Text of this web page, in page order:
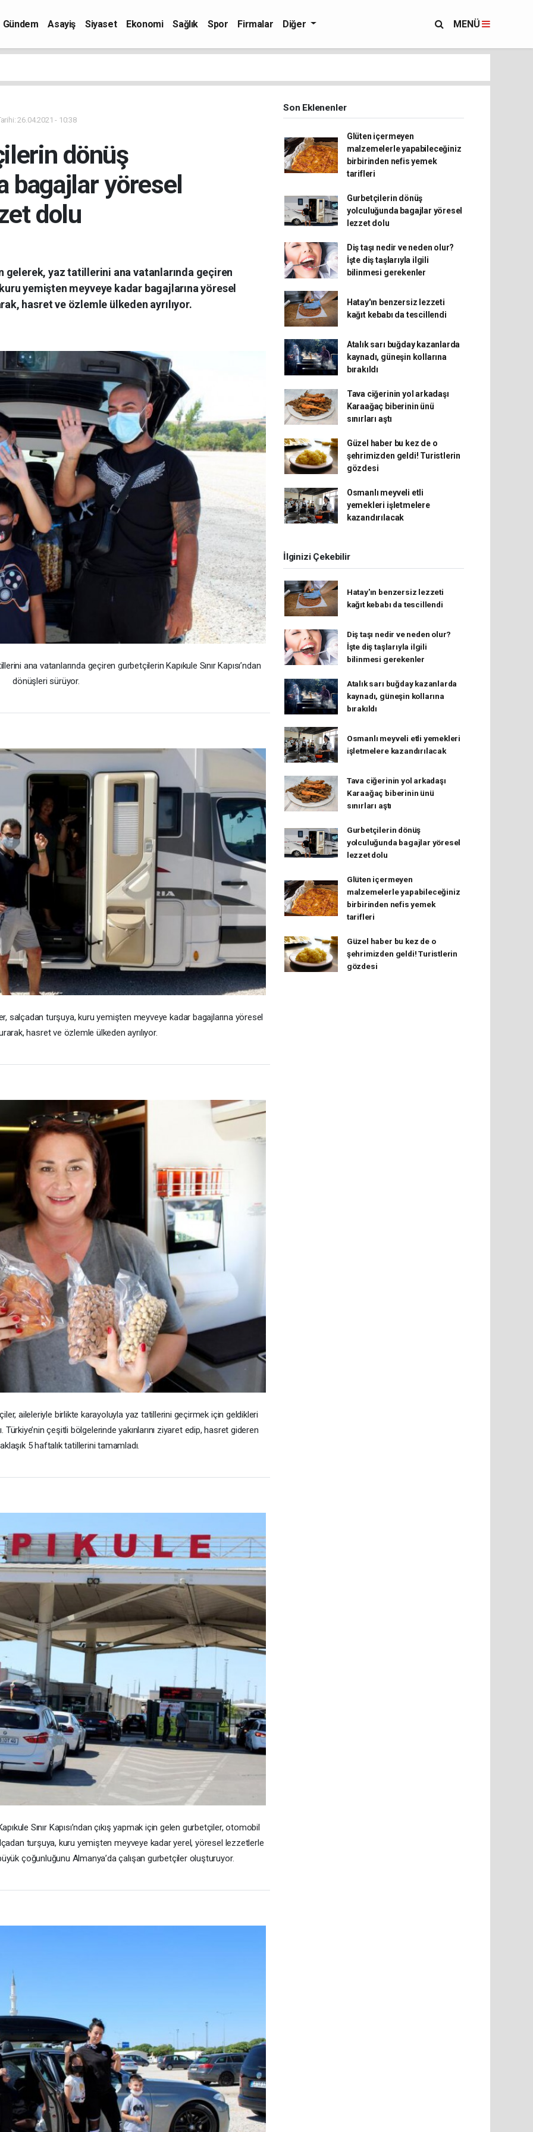
Gündem Asayiş Siyaset Ekonomi Sağlık Spor Firmalar Diğer MENÜ
26.04.2021 - 10:38
dönüş
bagajlar yöresel
dolu
gelerek, yaz tatillerini ana vatanlarında geçiren
yemişten meyveye kadar bagajlarına yöresel
hasret ve özlemle ülkeden ayrılıyor.
ana vatanlarında geçiren gurbetçilerin Kapıkule Sınır Kapısı’ndan
dönüşleri sürüyor.
salçadan turşuya, kuru yemişten meyveye kadar bagajlarına yöresel
hasret ve özlemle ülkeden ayrılıyor.
aileleriyle birlikte karayoluyla yaz tatillerini geçirmek için geldikleri
çeşitli bölgelerinde yakınlarını ziyaret edip, hasret gideren
5 haftalık tatillerini tamamladı.
Sınır Kapısı’ndan çıkış yapmak için gelen gurbetçiler, otomobil
turşuya, kuru yemişten meyveye kadar yerel, yöresel lezzetlerle
çoğunluğunu Almanya’da çalışan gurbetçiler oluşturuyor.
Son Eklenenler
Glüten içermeyen
malzemelerle yapabileceğiniz
birbirinden nefis yemek
tarifleri
Gurbetçilerin dönüş
yolculuğunda bagajlar yöresel
lezzet dolu
Diş taşı nedir ve neden olur?
İşte diş taşlarıyla ilgili
bilinmesi gerekenler
Hatay'ın benzersiz lezzeti
kağıt kebabı da tescillendi
Atalık sarı buğday kazanlarda
kaynadı, güneşin kollarına
bırakıldı
Tava ciğerinin yol arkadaşı
Karaağaç biberinin ünü
sınırları aştı
Güzel haber bu kez de o
şehrimizden geldi! Turistlerin
gözdesi
Osmanlı meyveli etli
yemekleri işletmelere
kazandırılacak
İlginizi Çekebilir
Hatay'ın benzersiz lezzeti
kağıt kebabı da tescillendi
Diş taşı nedir ve neden olur?
İşte diş taşlarıyla ilgili
bilinmesi gerekenler
Atalık sarı buğday kazanlarda
kaynadı, güneşin kollarına
bırakıldı
Osmanlı meyveli etli yemekleri
işletmelere kazandırılacak
Tava ciğerinin yol arkadaşı
Karaağaç biberinin ünü
sınırları aştı
Gurbetçilerin dönüş
yolculuğunda bagajlar yöresel
lezzet dolu
Glüten içermeyen
malzemelerle yapabileceğiniz
birbirinden nefis yemek
tarifleri
Güzel haber bu kez de o
şehrimizden geldi! Turistlerin
gözdesi